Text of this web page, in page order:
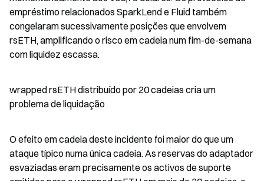
empréstimo relacionados SparkLend e Fluid também
congelaram sucessivamente posições que envolvem
rsETH, amplificando o risco em cadeia num fim-de-semana
com liquidez escassa.
wrapped rsETH distribuído por 20 cadeias cria um
problema de liquidação
O efeito em cadeia deste incidente foi maior do que um
ataque típico numa única cadeia. As reservas do adaptador
esvaziadas eram precisamente os activos de suporte